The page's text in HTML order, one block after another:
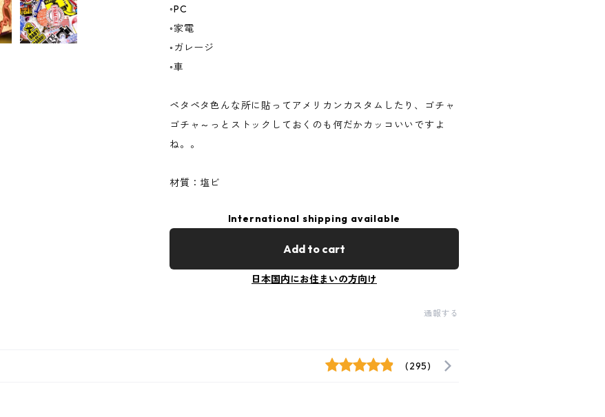
◦PC
◦家電
◦ガレージ
◦車
ペタペタ色んな所に貼ってアメリカンカスタムしたり、ゴチャ
ゴチャ～っとストックしておくのも何だかカッコいいですよ
ね。。
材質：塩ビ
International shipping available
Add to cart
日本国内にお住まいの方向け
通報する
(295)